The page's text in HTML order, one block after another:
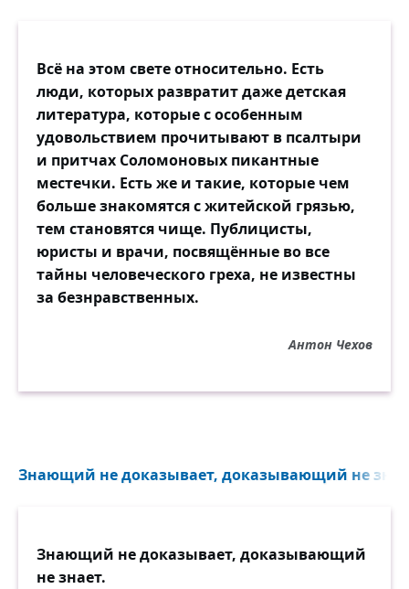
Всё на этом свете относительно. Есть
люди, которых развратит даже детская
литература, которые с особенным
удовольствием прочитывают в псалтыри
и притчах Соломоновых пикантные
местечки. Есть же и такие, которые чем
больше знакомятся с житейской грязью,
тем становятся чище. Публицисты,
юристы и врачи, посвящённые во все
тайны человеческого греха, не известны
за безнравственных.
Антон Чехов
Знающий не доказывает, доказывающий не
Знающий не доказывает, доказывающий
не знает.